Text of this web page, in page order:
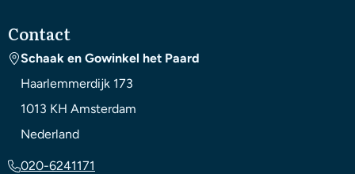
Contact
Schaak en Gowinkel het Paard
Haarlemmerdijk 173
1013 KH Amsterdam
Nederland
020-6241171